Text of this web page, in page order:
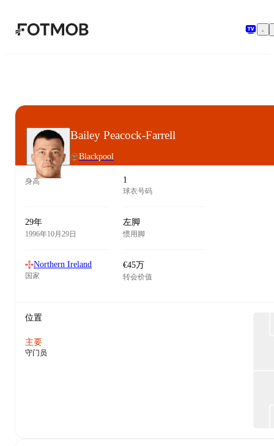
跳转到主要内容
Bailey Peacock-Farrell
Blackpool
身高 1
球衣号码
29年
1996年10月29日
左脚
惯用脚
Northern Ireland
国家
€45万
转会价值
位置
主要
守门员